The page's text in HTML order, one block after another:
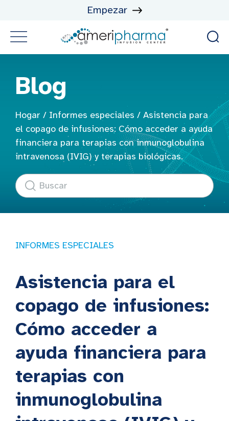
Empezar
Blog
Hogar / Informes especiales / Asistencia para
el copago de infusiones: Cómo acceder a ayuda
financiera para terapias con inmunoglobulina
intravenosa (IVIG) y terapias biológicas.
INFORMES ESPECIALES
Asistencia para el
copago de infusiones:
Cómo acceder a
ayuda financiera para
terapias con
inmunoglobulina